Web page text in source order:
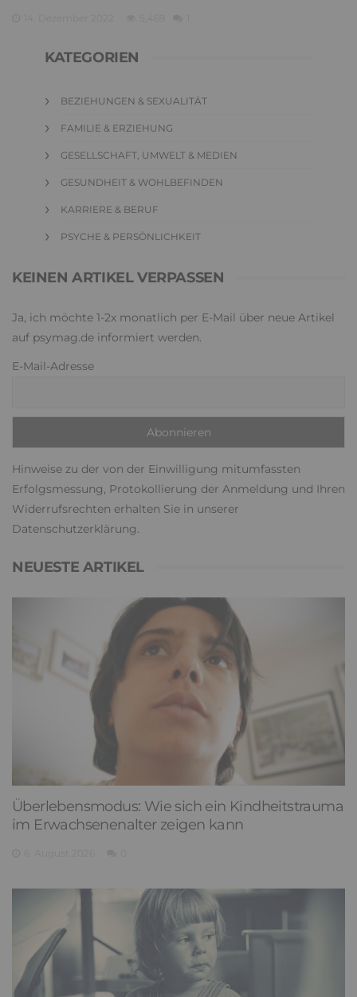
KATEGORIEN
BEZIEHUNGEN & SEXUALITÄT
FAMILIE & ERZIEHUNG
GESELLSCHAFT, UMWELT & MEDIEN
GESUNDHEIT & WOHLBEFINDEN
KARRIERE & BERUF
PSYCHE & PERSÖNLICHKEIT
KEINEN ARTIKEL VERPASSEN
Ja, ich möchte 1-2x monatlich per E-Mail über neue Artikel
auf psymag.de informiert werden.
E-Mail-Adresse
Hinweise zu der von der Einwilligung mitumfassten
Erfolgsmessung, Protokollierung der Anmeldung und Ihren
Widerrufsrechten erhalten Sie in unserer
Datenschutzerklärung.
NEUESTE ARTIKEL
Überlebensmodus: Wie sich ein Kindheitstrauma
im Erwachsenenalter zeigen kann